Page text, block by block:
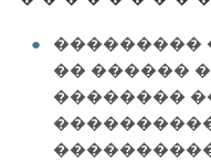
���������
�� ������
��������